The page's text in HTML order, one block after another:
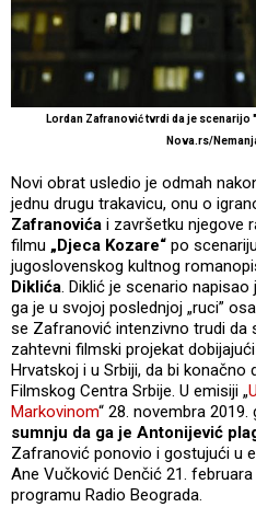
Lordan Zafranović tvrdi da je scenarijo
Nova.rs/
Novi obrat usledio je odmah
jednu drugu trakavicu, onu o
Zafranovića i završetku njegove
filmu „Djeca Kozare“ po
jugoslovenskog kultnog
Diklića. Diklić je scenario
ga je u svojoj poslednjoj „ruci”
se Zafranović intenzivno trudi da
zahtevni filmski projekat
Hrvatskoj i u Srbiji, da bi konačno
Filmskog Centra Srbije. U emisiji „
Markovinom“ 28. novembra
sumnju da ga je Antonijević
Zafranović ponovio i gostujući u
Ane Vučković Denčić 21.
programu Radio Beograda.